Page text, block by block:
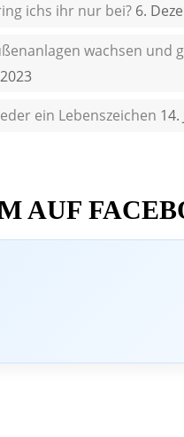
ichs ihr nur bei? 6.
wachsen und
ein Lebenszeichen 14.
AUF